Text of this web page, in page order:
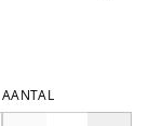
AANTAL